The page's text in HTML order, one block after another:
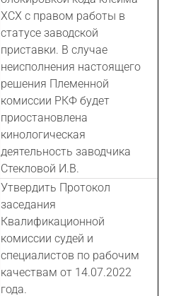
XCX с правом работы в
статусе заводской
приставки. В случае
неисполнения настоящего
решения Племенной
комиссии РКФ будет
приостановлена
кинологическая
деятельность заводчика
Стекловой И.В.
Утвердить Протокол
заседания
Квалификационной
комиссии судей и
специалистов по рабочим
качествам от 14.07.2022
года.